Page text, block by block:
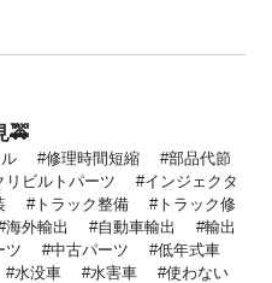
🚕
修理時間短縮
部品代節
リビルトパーツ
インジェクタ
トラック整備
トラック修
海外輸出 自動車輸出
輸出
ツ 中古パーツ
低年式車
水没車 水害車
使わない